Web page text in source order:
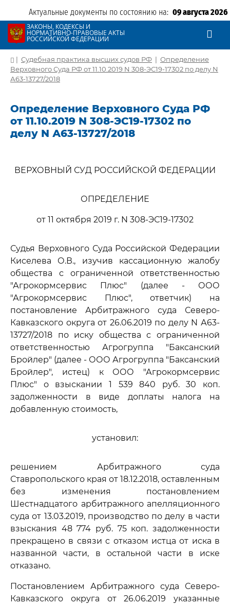
Актуальные документы по состоянию на: 09 августа 2026
ЗАКОНЫ, КОДЕКСЫ И
НОРМАТИВНО-ПРАВОВЫЕ АКТЫ
РОССИЙСКОЙ ФЕДЕРАЦИИ
| Судебная практика высших судов РФ | Определение
Верховного Суда РФ от 11.10.2019 N 308-ЭС19-17302 по делу N
А63-13727/2018
Определение Верховного Суда РФ
от 11.10.2019 N 308-ЭС19-17302 по
делу N А63-13727/2018
ВЕРХОВНЫЙ СУД РОССИЙСКОЙ ФЕДЕРАЦИИ
ОПРЕДЕЛЕНИЕ
от 11 октября 2019 г. N 308-ЭС19-17302
Судья Верховного Суда Российской Федерации
Киселева О.В., изучив кассационную жалобу
общества с ограниченной ответственностью
"Агрокормсервис Плюс" (далее - ООО
"Агрокормсервис Плюс", ответчик) на
постановление Арбитражного суда Северо-
Кавказского округа от 26.06.2019 по делу N А63-
13727/2018 по иску общества с ограниченной
ответственностью Агрогруппа "Баксанский
Бройлер" (далее - ООО Агрогруппа "Баксанский
Бройлер", истец) к ООО "Агрокормсервис
Плюс" о взыскании 1 539 840 руб. 30 коп.
задолженности в виде доплаты налога на
добавленную стоимость,
установил:
решением Арбитражного суда
Ставропольского края от 18.12.2018, оставленным
без изменения постановлением
Шестнадцатого арбитражного апелляционного
суда от 13.03.2019, производство по делу в части
взыскания 48 774 руб. 75 коп. задолженности
прекращено в связи с отказом истца от иска в
названной части, в остальной части в иске
отказано.
Постановлением Арбитражного суда Северо-
Кавказского округа от 26.06.2019 указанные